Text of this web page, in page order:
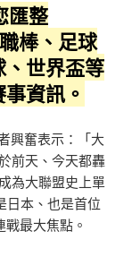
匯整
棒、足球
世界盃等
事資訊。
興奮表示：「大
前天、今天都轟
為大聯盟史上單
日本、也是首位
最大焦點。